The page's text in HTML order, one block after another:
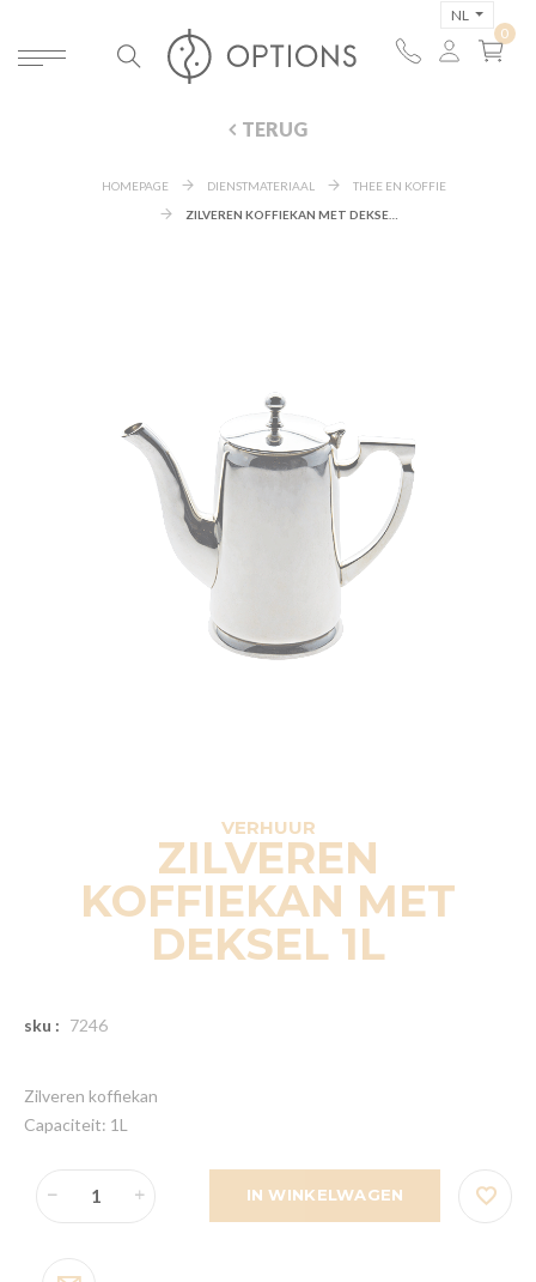
NL
TERUG
HOMEPAGE DIENSTMATERIAAL
THEE EN KOFFIE
VERHUUR
ZILVEREN
KOFFIEKAN MET
DEKSEL 1L
sku : 7246
Zilveren koffiekan
Capaciteit: 1L
IN WINKELWAGEN